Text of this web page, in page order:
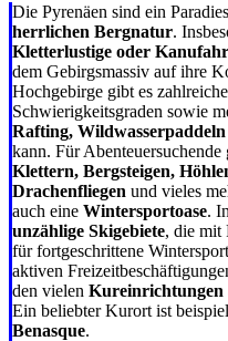
Die Pyrenäen sind ein
herrlichen Bergnatur.
Kletterlustige oder
dem Gebirgsmassiv auf ihre
Hochgebirge gibt es zahlreiche
Schwierigkeitsgraden sowie
Rafting,
kann. Für
Klettern, Bergsteigen,
Drachenfliegen und vieles
auch eine Wintersportoase.
unzählige Skigebiete, die mit
für fortgeschrittene
aktiven
den vielen Kureinrichtungen
Ein beliebter Kurort ist
Benasque.